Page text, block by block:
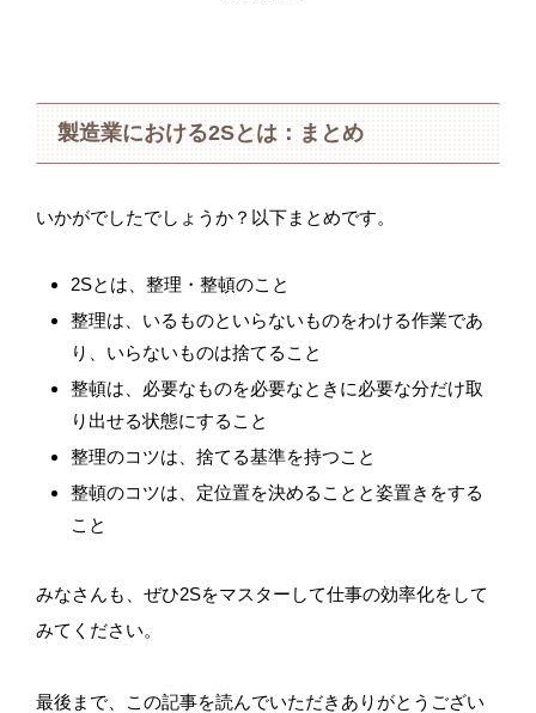
製造業における2Sとは：まとめ
いかがでしたでしょうか？以下まとめです。
2Sとは、整理・整頓のこと
整理は、いるものといらないものをわける作業であ
り、いらないものは捨てること
整頓は、必要なものを必要なときに必要な分だけ取
り出せる状態にすること
整理のコツは、捨てる基準を持つこと
整頓のコツは、定位置を決めることと姿置きをする
こと
みなさんも、ぜひ2Sをマスターして仕事の効率化をして
みてください。
最後まで、この記事を読んでいただきありがとうござい